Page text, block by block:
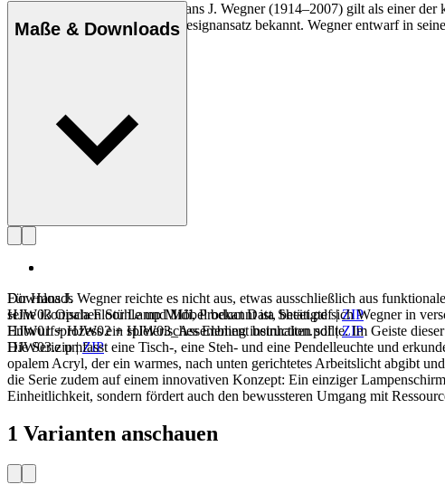
Der dänische Möbeldesigner Hans J. Wegner (1914–2007) gilt als einer
und seinen kompromisslosen Designansatz bekannt. Wegner entwarf in
Maße & Downloads
Downloads
HJW03 Opala Floor Lamp Midi, Product Data Sheet.pdf|ZIP
HJW01 + HJW02 + HJW03_Assembling instruction.pdf|ZIP
HJW03.zip|ZIP
Für Hans J. Wegner reichte es nicht aus, etwas ausschließlich aus
seine ikonischen Stühle und Möbel bekannt ist, betätigte sich Wegner in
Entwurfsprozess ein spielerisches Element beinhalten sollte. Im Geiste
Die Serie umfasst eine Tisch-, eine Steh- und eine Pendelleuchte und
opalem Acryl, der ein warmes, nach unten gerichtetes Arbeitslicht abgibt
die Serie zudem auf einem innovativen Konzept: Ein einziger
Einheitlichkeit, sondern fördert auch den bewussteren Umgang mit
1 Varianten anschauen